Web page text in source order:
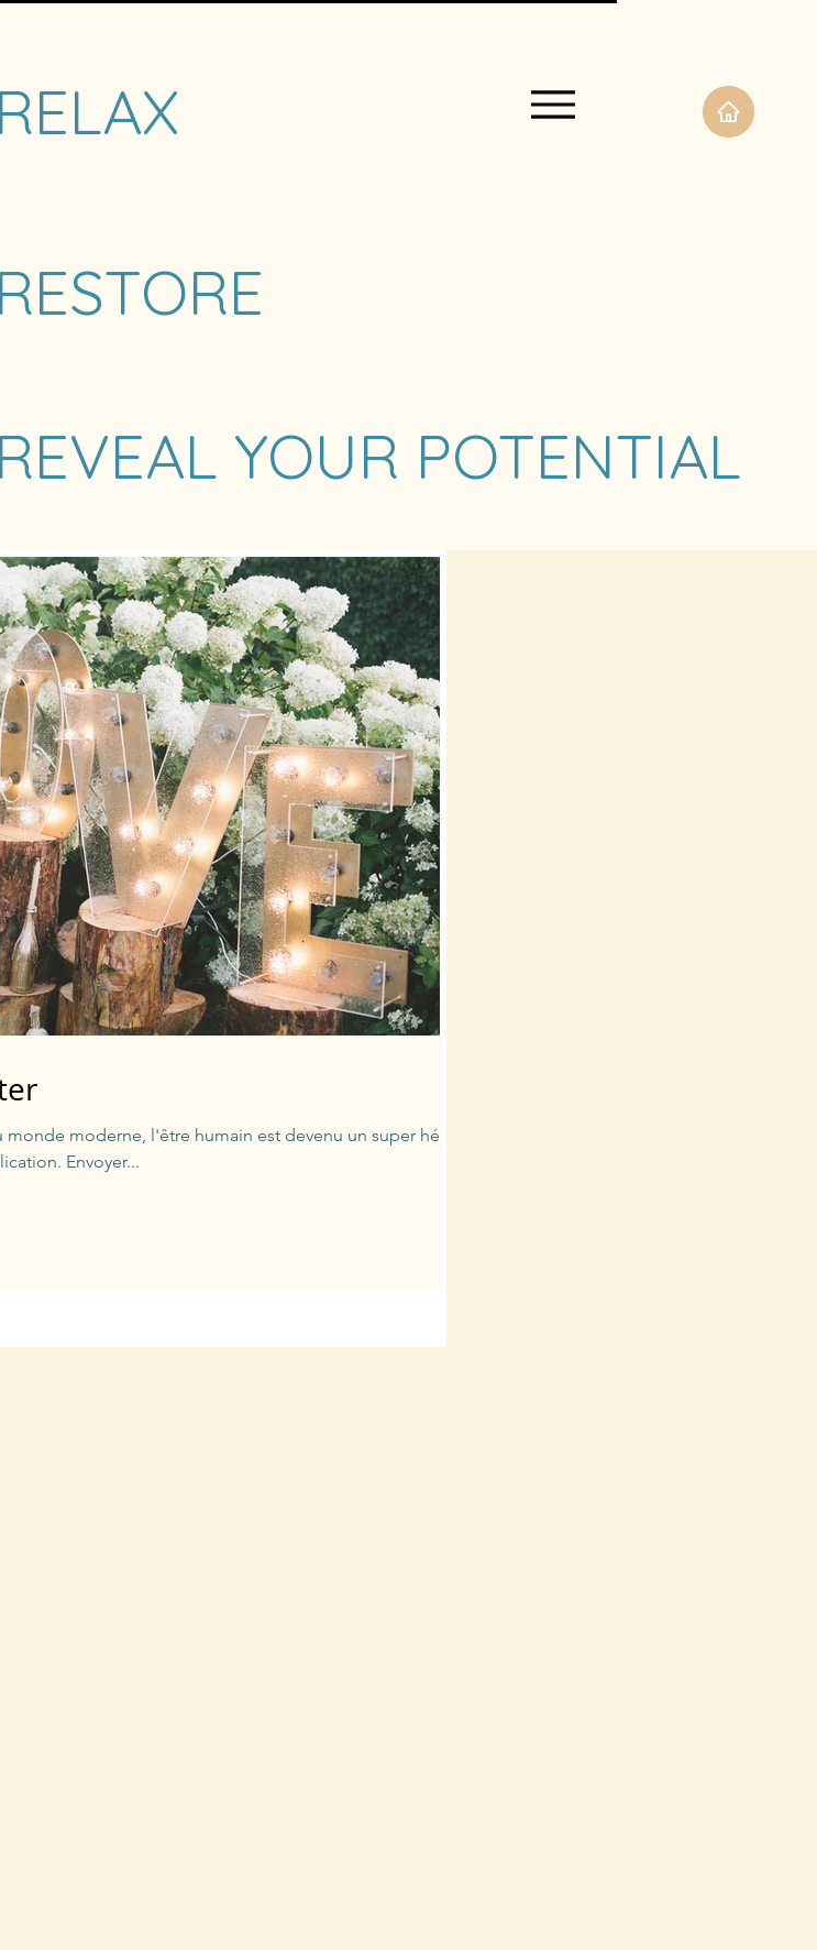
RELAX
RESTORE
REVEAL YOUR POTENTIAL
moderne, l'être humain est devenu un super héros
Envoyer...